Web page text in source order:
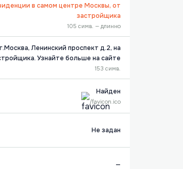
в самом центре Москвы, от
застройщика
105 симв. — длинно
Ленинский проспект д.2, на
Узнайте больше на сайте
153 симв.
Найден
/favicon.ico
Не задан
—